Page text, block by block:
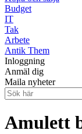
Budget
IT
Tak
Arbete
Antik Them
Inloggning
Anmäl dig
Maila nyheter
Amulett